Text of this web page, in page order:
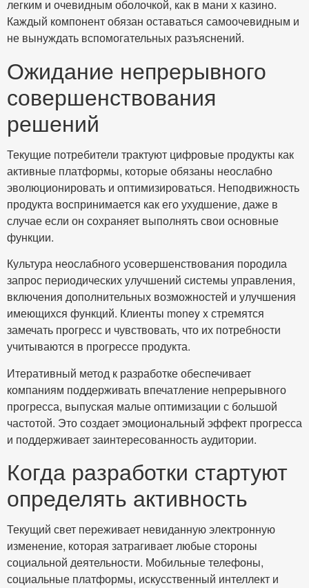
легким и очевидным оболочкой, как в мани х казино.
Каждый компонент обязан оставаться самоочевидным и
не вынуждать вспомогательных разъяснений.
Ожидание непрерывного
совершенствования
решений
Текущие потребители трактуют цифровые продукты как
активные платформы, которые обязаны неослабно
эволюционировать и оптимизироваться. Неподвижность
продукта воспринимается как его ухудшение, даже в
случае если он сохраняет выполнять свои основные
функции.
Культура неослабного усовершенствования породила
запрос периодических улучшений системы управления,
включения дополнительных возможностей и улучшения
имеющихся функций. Клиенты money x стремятся
замечать прогресс и чувствовать, что их потребности
учитываются в прогрессе продукта.
Итеративный метод к разработке обеспечивает
компаниям поддерживать впечатление непрерывного
прогресса, выпуская малые оптимизации с большой
частотой. Это создает эмоциональный эффект прогресса
и поддерживает заинтересованность аудитории.
Когда разработки стартуют
определять активность
Текущий свет переживает невиданную электронную
изменение, которая затрагивает любые стороны
социальной деятельности. Мобильные телефоны,
социальные платформы, искусственный интеллект и